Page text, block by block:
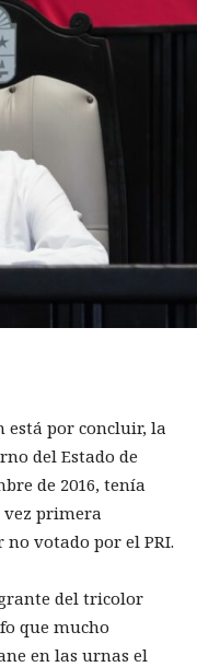
está por concluir, la
del Estado de
de 2016, tenía
vez primera
votado por el PRI.
del tricolor
que mucho
en las urnas el